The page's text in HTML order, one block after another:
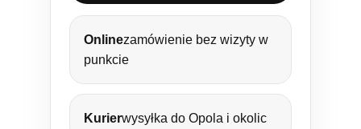
Onlinezamówienie bez wizyty w
punkcie
Kurierwysyłka do Opola i okolic